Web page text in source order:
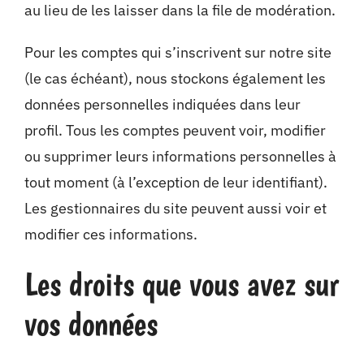
au lieu de les laisser dans la file de modération.
Pour les comptes qui s’inscrivent sur notre site
(le cas échéant), nous stockons également les
données personnelles indiquées dans leur
profil. Tous les comptes peuvent voir, modifier
ou supprimer leurs informations personnelles à
tout moment (à l’exception de leur identifiant).
Les gestionnaires du site peuvent aussi voir et
modifier ces informations.
Les droits que vous avez sur
vos données